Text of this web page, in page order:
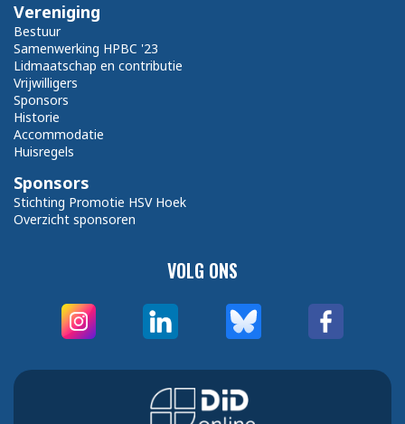
VOLG ONS
Vereniging
Bestuur
Samenwerking HPBC '23
Lidmaatschap en contributie
Vrijwilligers
Sponsors
Historie
Accommodatie
Huisregels
Sponsors
Stichting Promotie HSV Hoek
Overzicht sponsoren